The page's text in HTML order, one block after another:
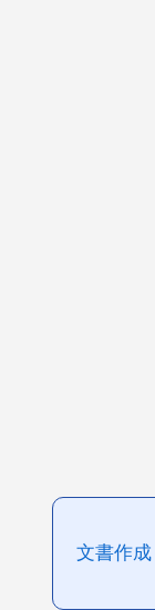
文書作成